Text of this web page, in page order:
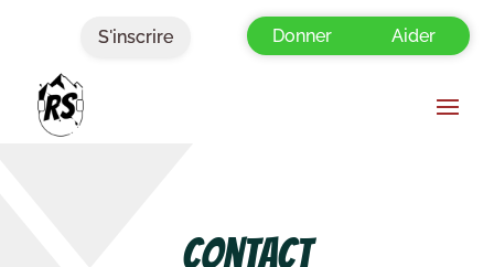
S'inscrire Donner Aider
Contact